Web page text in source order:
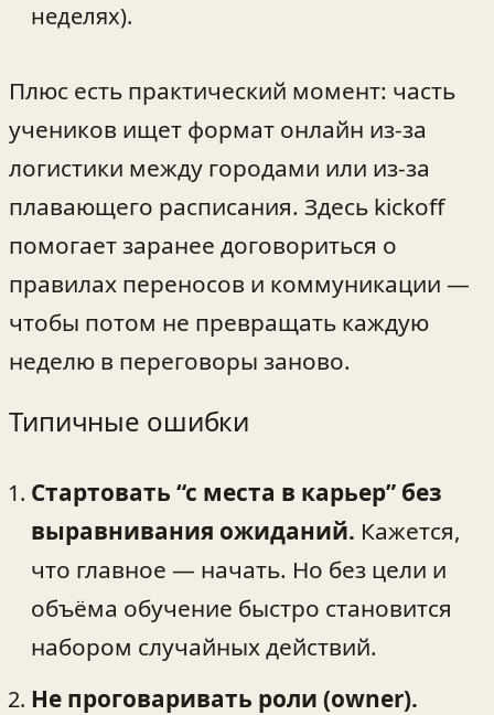
неделях).
Плюс есть практический момент: часть
учеников ищет формат онлайн из‑за
логистики между городами или из‑за
плавающего расписания. Здесь kickoff
помогает заранее договориться о
правилах переносов и коммуникации —
чтобы потом не превращать каждую
неделю в переговоры заново.
Типичные ошибки
Стартовать “с места в карьер” без
выравнивания ожиданий. Кажется,
что главное — начать. Но без цели и
объёма обучение быстро становится
набором случайных действий.
Не проговаривать роли (owner).